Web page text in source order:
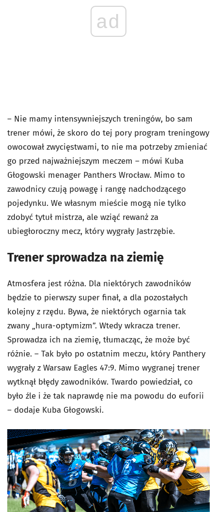
ad
– Nie mamy intensywniejszych treningów, bo sam
trener mówi, że skoro do tej pory program treningowy
owocował zwycięstwami, to nie ma potrzeby zmieniać
go przed najważniejszym meczem – mówi Kuba
Głogowski menager Panthers Wrocław. Mimo to
zawodnicy czują powagę i rangę nadchodzącego
pojedynku. We własnym mieście mogą nie tylko
zdobyć tytuł mistrza, ale wziąć rewanż za
ubiegłoroczny mecz, który wygrały Jastrzębie.
Trener sprowadza na ziemię
Atmosfera jest różna. Dla niektórych zawodników
będzie to pierwszy super finał, a dla pozostałych
kolejny z rzędu. Bywa, że niektórych ogarnia tak
zwany „hura-optymizm”. Wtedy wkracza trener.
Sprowadza ich na ziemię, tłumacząc, że może być
różnie. – Tak było po ostatnim meczu, który Panthery
wygrały z Warsaw Eagles 47:9. Mimo wygranej trener
wytknął błędy zawodników. Twardo powiedział, co
było źle i że tak naprawdę nie ma powodu do euforii
– dodaje Kuba Głogowski.